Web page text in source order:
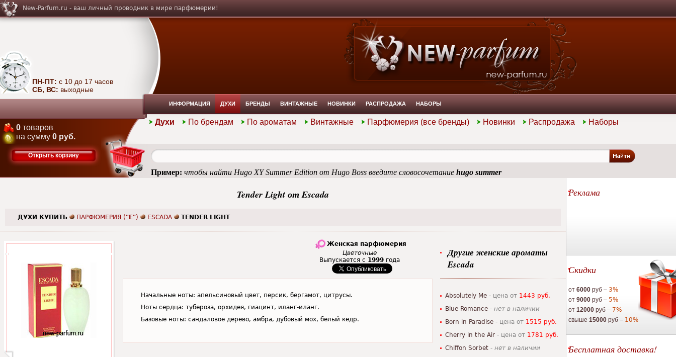
Tender Light от Escada
ДУХИ КУПИТЬ ПАРФЮМЕРИЯ ( "E") ESCADA TENDER LIGHT
Женская парфюмерия
Цветочные
Выпускается с 1999 года
Начальные ноты: апельсиновый цвет, персик, бергамот, цитрусы.
Ноты сердца: тубероза, орхидея, гиацинт, иланг-иланг.
Базовые ноты: сандаловое дерево, амбра, дубовый мох, белый кедр.
Другие женские ароматы
Escada
Absolutely Me - цена от 1443 руб.
Blue Romance - нет в наличии
Born in Paradise - цена от 1515 руб.
Cherry in the Air - цена от 1781 руб.
Chiffon Sorbet - нет в наличии
Реклама
Скидки
от 6000 руб – 3%
от 9000 руб – 5%
от 12000 руб – 7%
свыше 15000 руб – 10%
Бесплатная доставка!
New-Parfum.ru - ваш личный проводник в мире парфюмерии!
ПН-ПТ: с 10 до 17 часов
СБ, ВС: выходные
ИНФОРМАЦИЯ ДУХИ БРЕНДЫ ВИНТАЖНЫЕ НОВИНКИ РАСПРОДАЖА НАБОРЫ
Духи По брендам По ароматам Винтажные Парфюмерия (все бренды) Новинки Распродажа Наборы
0 товаров
на сумму 0 руб.
Открыть корзину
Пример: чтобы найти Hugo XY Summer Edition от Hugo Boss введите словосочетание hugo summer